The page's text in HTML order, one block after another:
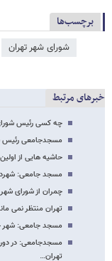
برچسب‌ها
شورای شهر تهران
خبرهای مرتبط
چه کسی رئیس
مسجدجامعی رئیس
حاشیه هایی از
مسجد جامعی:
چمران از شورای
تهران منتظر نمی
مسجد جامعی: شهر
مسجدجامعی: در
تهران…